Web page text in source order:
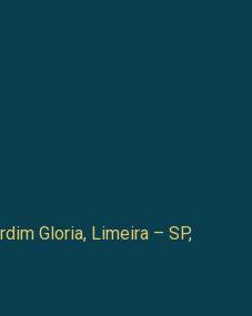
Gloria, Limeira – SP,